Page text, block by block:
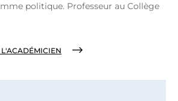
politique. Professeur au Collège
L'ACADÉMICIEN